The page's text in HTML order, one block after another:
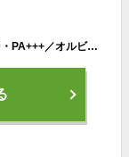
スティックコンシーラー ナチュラル 3.2g SPF30・PA+++／オルビス（orbis）